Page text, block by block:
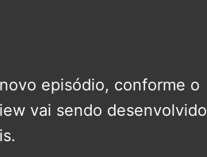
episódio, conforme o
vai sendo desenvolvido